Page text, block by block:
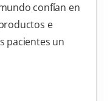
confían en
e
pacientes un